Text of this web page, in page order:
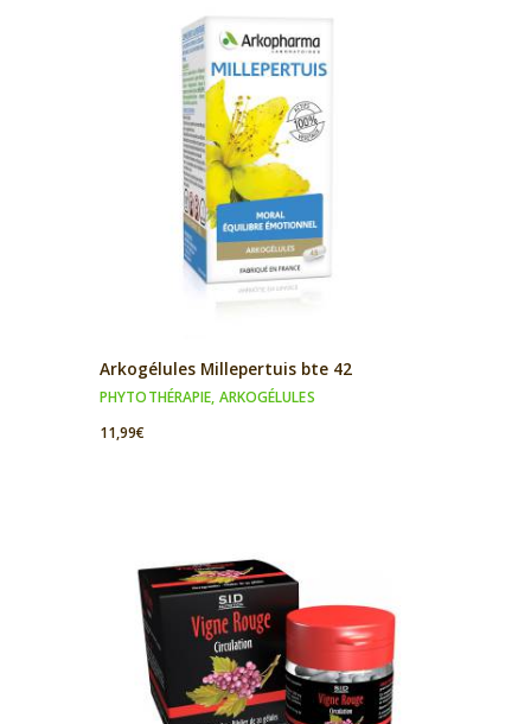
Arkogélules Millepertuis bte 42
PHYTOTHÉRAPIE, ARKOGÉLULES
11,99€